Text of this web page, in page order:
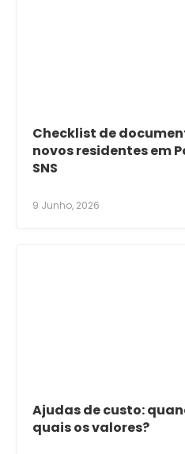
Checklist de
novos residentes em
SNS
9 Junho, 2026
Ajudas de custo:
quais os valores?